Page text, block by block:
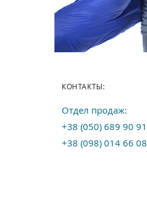
КОНТАКТЫ:
Отдел продаж:
+38 (050) 689 90 91
+38 (098) 014 66 08